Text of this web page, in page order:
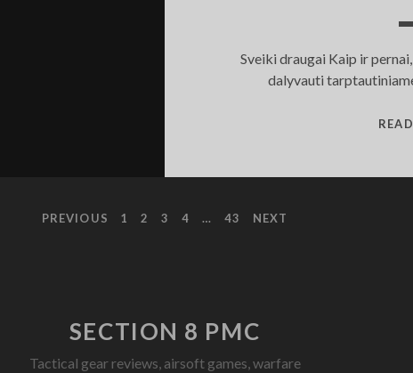
Sveiki draugai Kaip ir
dalyvauti
PREVIOUS 1 2 3 4 … 43 NEXT
SECTION 8 PMC
Tactical gear reviews, airsoft games, warfare